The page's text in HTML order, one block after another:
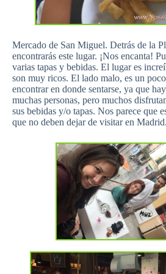
Mercado de San Miguel. Detrás de la
encontrarás este lugar. ¡Nos encanta!
varias tapas y bebidas. El lugar es
son muy ricos. El lado malo, es un
encontrar en donde sentarse, ya que
muchas personas, pero muchos
sus bebidas y/o tapas. Nos parece que
que no deben dejar de visitar en Madrid.